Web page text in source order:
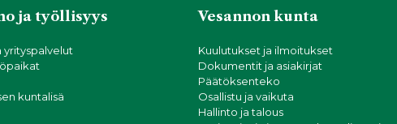
ja työllisyys
yrityspalvelut
kuntalisä
Vesannon kunta
Kuulutukset ja ilmoitukset
Dokumentit ja asiakirjat
Päätöksenteko
Osallistu ja vaikuta
Hallinto ja talous